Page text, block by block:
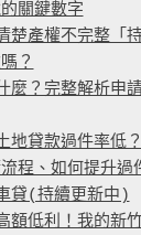
關鍵數字
楚產權不完整「
？
麼？完整解析申
地貸款過件率低
程、如何提升過
貸(持續更新中)
額低利！我的新